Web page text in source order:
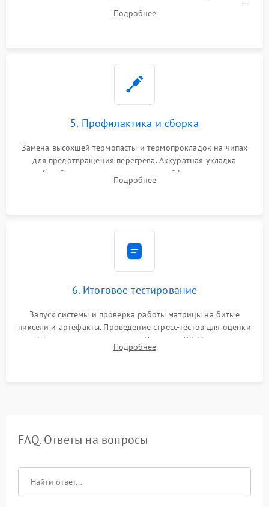
матрицы, замена неисправного накопителя на скоростной
SSD или установка новых модулей памяти.
Подробнее
5. Профилактика и сборка
Замена высохшей термопасты и термопрокладок на чипах
для предотвращения перегрева. Аккуратная укладка
кабелей, подключение хрупких шлейфов матрицы и
надежная фиксация всех элементов внутри корпуса
Подробнее
6. Итоговое тестирование
Запуск системы и проверка работы матрицы на битые
пиксели и артефакты. Проведение стресс-тестов для оценки
эффективности охлаждения. Проверка Wi-Fi, камеры,
микрофона и всех портов перед выдачей устройства.
Подробнее
FAQ. Ответы на вопросы